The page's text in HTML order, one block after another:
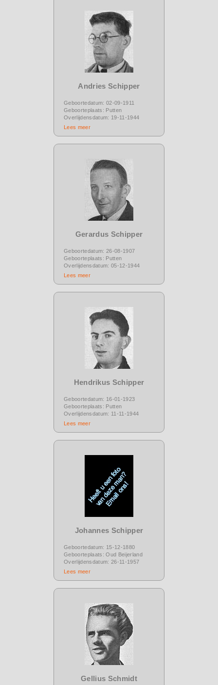
Andries Schipper
Geboortedatum: 02-09-1911
Geboorteplaats: Putten
Overlijdensdatum: 19-11-1944
Lees meer
Gerardus Schipper
Geboortedatum: 26-08-1907
Geboorteplaats: Putten
Overlijdensdatum: 05-12-1944
Lees meer
Hendrikus Schipper
Geboortedatum: 16-01-1923
Geboorteplaats: Putten
Overlijdensdatum: 11-11-1944
Lees meer
Johannes Schipper
Geboortedatum: 15-12-1880
Geboorteplaats: Oud Beijerland
Overlijdensdatum: 26-11-1957
Lees meer
Gellius Schmidt